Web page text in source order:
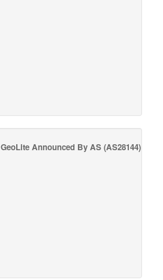
Announced By AS (AS28144)